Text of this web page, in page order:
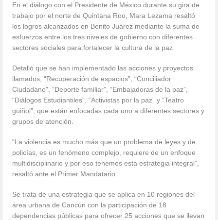
En el diálogo con el Presidente de México durante su gira de
trabajo por el norte de Quintana Roo, Mara Lezama resaltó
los logros alcanzados en Benito Juárez mediante la suma de
esfuerzos entre los tres niveles de gobierno con diferentes
sectores sociales para fortalecer la cultura de la paz.
Detalló que se han implementado las acciones y proyectos
llamados, “Recuperación de espacios”, “Conciliador
Ciudadano”, “Deporte familiar”, “Embajadoras de la paz”,
“Diálogos Estudiantiles”, “Activistas por la paz” y “Teatro
guiñol”, que están enfocadas cada uno a diferentes sectores y
grupos de atención.
“La violencia es mucho más que un problema de leyes y de
policías, es un fenómeno complejo, requiere de un enfoque
multidisciplinario y por eso tenemos esta estrategia integral”,
resaltó ante el Primer Mandatario.
Se trata de una estrategia que se aplica en 10 regiones del
área urbana de Cancún con la participación de 18
dependencias públicas para ofrecer 25 acciones que se llevan